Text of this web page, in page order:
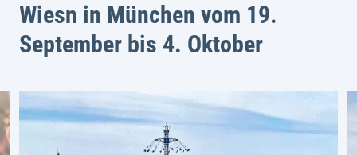
Wiesn in München vom 19.
September bis 4. Oktober